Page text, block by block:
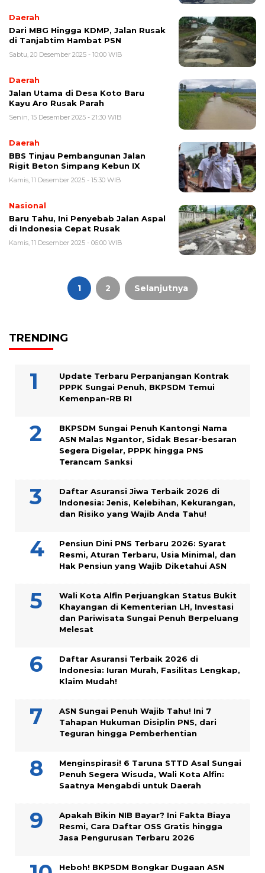
Daerah
Dari MBG Hingga KDMP, Jalan Rusak
di Tanjabtim Hambat PSN
Sabtu, 20 Desember 2025 - 10:00 WIB
Daerah
Jalan Utama di Desa Koto Baru
Kayu Aro Rusak Parah
Senin, 15 Desember 2025 - 21:30 WIB
Daerah
BBS Tinjau Pembangunan Jalan
Rigit Beton Simpang Kebun IX
Kamis, 11 Desember 2025 - 15:30 WIB
Nasional
Baru Tahu, Ini Penyebab Jalan Aspal
di Indonesia Cepat Rusak
Kamis, 11 Desember 2025 - 06:00 WIB
Paginasi
1 2 Selanjutnya
TRENDING
Update Terbaru Perpanjangan Kontrak
PPPK Sungai Penuh, BKPSDM Temui
Kemenpan-RB RI
BKPSDM Sungai Penuh Kantongi Nama
ASN Malas Ngantor, Sidak Besar-besaran
Segera Digelar, PPPK hingga PNS
Terancam Sanksi
Daftar Asuransi Jiwa Terbaik 2026 di
Indonesia: Jenis, Kelebihan, Kekurangan,
dan Risiko yang Wajib Anda Tahu!
Pensiun Dini PNS Terbaru 2026: Syarat
Resmi, Aturan Terbaru, Usia Minimal, dan
Hak Pensiun yang Wajib Diketahui ASN
Wali Kota Alfin Perjuangkan Status Bukit
Khayangan di Kementerian LH, Investasi
dan Pariwisata Sungai Penuh Berpeluang
Melesat
Daftar Asuransi Terbaik 2026 di
Indonesia: Iuran Murah, Fasilitas Lengkap,
Klaim Mudah!
ASN Sungai Penuh Wajib Tahu! Ini 7
Tahapan Hukuman Disiplin PNS, dari
Teguran hingga Pemberhentian
Menginspirasi! 6 Taruna STTD Asal Sungai
Penuh Segera Wisuda, Wali Kota Alfin:
Saatnya Mengabdi untuk Daerah
Apakah Bikin NIB Bayar? Ini Fakta Biaya
Resmi, Cara Daftar OSS Gratis hingga
Jasa Pengurusan Terbaru 2026
Heboh! BKPSDM Bongkar Dugaan ASN